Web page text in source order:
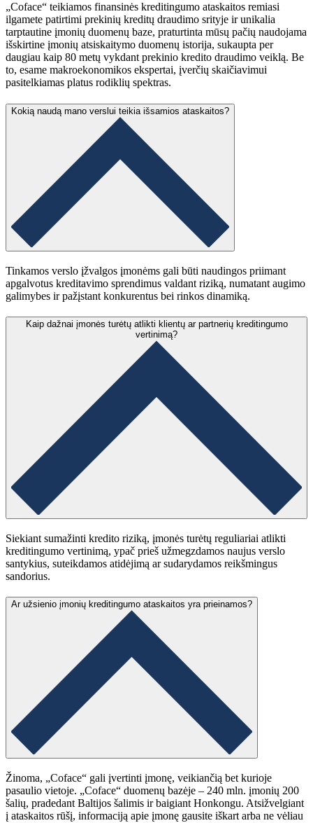
„Coface“ teikiamos finansinės kreditingumo ataskaitos remiasi
ilgamete patirtimi prekinių kreditų draudimo srityje ir unikalia
tarptautine įmonių duomenų baze, praturtinta mūsų pačių naudojama
išskirtine įmonių atsiskaitymo duomenų istorija, sukaupta per
daugiau kaip 80 metų vykdant prekinio kredito draudimo veiklą. Be
to, esame makroekonomikos ekspertai, įverčių skaičiavimui
pasitelkiamas platus rodiklių spektras.
Kokią naudą mano verslui teikia išsamios ataskaitos?
Tinkamos verslo įžvalgos įmonėms gali būti naudingos priimant
apgalvotus kreditavimo sprendimus valdant riziką, numatant augimo
galimybes ir pažįstant konkurentus bei rinkos dinamiką.
Kaip dažnai įmonės turėtų atlikti klientų ar partnerių kreditingumo
vertinimą?
Siekiant sumažinti kredito riziką, įmonės turėtų reguliariai atlikti
kreditingumo vertinimą, ypač prieš užmegzdamos naujus verslo
santykius, suteikdamos atidėjimą ar sudarydamos reikšmingus
sandorius.
Ar užsienio įmonių kreditingumo ataskaitos yra prieinamos?
Žinoma, „Coface“ gali įvertinti įmonę, veikiančią bet kurioje
pasaulio vietoje. „Coface“ duomenų bazėje – 240 mln. įmonių 200
šalių, pradedant Baltijos šalimis ir baigiant Honkongu. Atsižvelgiant
į ataskaitos rūšį, informaciją apie įmonę gausite iškart arba ne vėliau